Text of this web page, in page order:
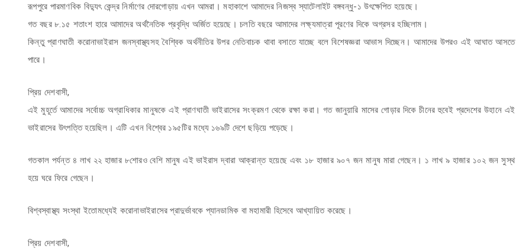
রূপপুরে পারমাণবিক বিদ্যুৎ কেন্দ্র নির্মাণের দোরগোড়ায় এখন আমরা। মহাকাশে আমাদের নিজস্ব স্যাটেলাইট বঙ্গবন্ধু-১ উৎক্ষেপিত হয়েছে।
গত বছর ৮.১৫ শতাংশ হারে আমাদের অর্থনৈতিক প্রবৃদ্ধি অর্জিত হয়েছে। চলতি বছরে আমাদের লক্ষ্যমাত্রা পূরণের দিকে অগ্রসর হচ্ছিলাম।
কিন্তু প্রাণঘাতী করোনাভাইরাস জনস্বাস্থ্যসহ বৈশ্বিক অর্থনীতির উপর নেতিবাচক থাবা বসাতে যাচ্ছে বলে বিশেষজ্ঞরা আভাস দিচ্ছেন। আমাদের উপরও এই আঘাত আসতে
পারে।
প্রিয় দেশবাসী,
এই মুহূর্তে আমাদের সর্বোচ্চ অগ্রাধিকার মানুষকে এই প্রাণঘাতী ভাইরাসের সংক্রমণ থেকে রক্ষা করা। গত জানুয়ারি মাসের গোড়ার দিকে চীনের হুবেই প্রদেশের উহানে এই
ভাইরাসের উৎপত্তি হয়েছিল। এটি এখন বিশ্বের ১৯৫টির মধ্যে ১৬৯টি দেশে ছড়িয়ে পড়েছে।
গতকাল পর্যন্ত ৪ লাখ ২২ হাজার ৮শোরও বেশি মানুষ এই ভাইরাস দ্বারা আক্রান্ত হয়েছে এবং ১৮ হাজার ৯০৭ জন মানুষ মারা গেছেন। ১ লাখ ৯ হাজার ১০২ জন সুস্থ
হয়ে ঘরে ফিরে গেছেন।
বিশ্বস্বাস্থ্য সংস্থা ইতোমধ্যেই করোনাভাইরাসের প্রাদুর্ভাবকে প্যানডামিক বা মহামারী হিসেবে আখ্যায়িত করেছে।
প্রিয় দেশবাসী,